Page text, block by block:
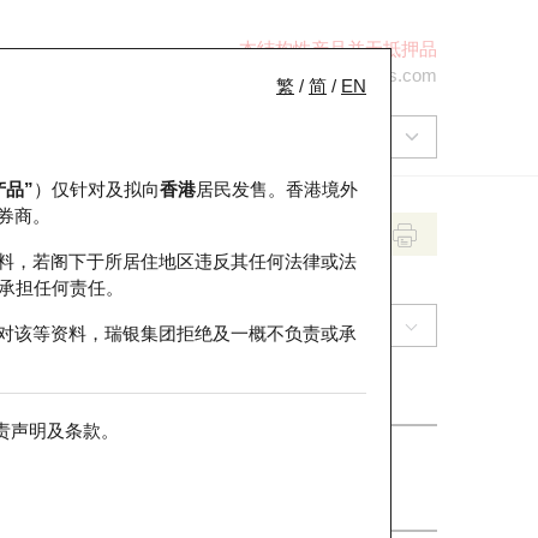
本结构性产品并无抵押品
ol-hkwarrants@ubs.com
繁 / 简 / EN
品”）仅针对及拟向香港居民发售。香港境外
商。
，若阁下于所居住地区违反其任何法律或法
担任何责任。
该等资料，瑞银集团拒绝及一概不负责或承
声明及条款。
(1818) 招金矿业